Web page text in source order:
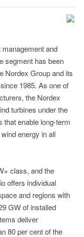
and
segment has been
Nordex Group and its
1985. As one of
the Nordex
turbines under the
that enable long-term
energy in all
class, and the
offers individual
and regions with
GW of installed
deliver
80 per cent of the